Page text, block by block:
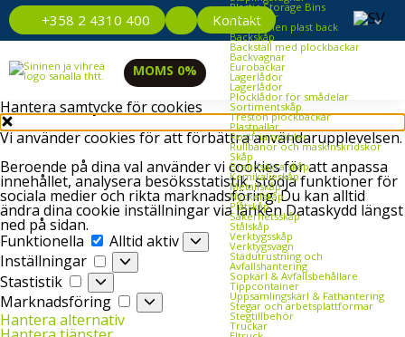
Hantera samtycke för cookies
Vi använder cookies för att förbättra användarupplevelsen.
Beroende på dina val använder vi cookies för att anpassa
innehållet, analysera besöksstatistik, stödja funktioner för
sociala medier och rikta marknadsföring. Du kan alltid
ändra dina cookie inställningar via länken Dataskydd längst
ned på sidan.
Funktionella
Funktionella
Alltid aktiv
Inställningar
Inställningar
Stastistik
Stastistik
Marknadsföring
Marknadsföring
Hantera alternativ
+358 2 4310 400 Kontakt
Plastic Storage Bins
Plastlådor
Återvunnen plast back
Backskåp
Backställ med plockbackar
Backvagnar
Eurobackar
Lagerlådor
Lagerlådor
Plocklådor för smådelar
Sortimentskåp
Treston plockbackar
Plastpallar
Rostfria möbler
Rullbanor och maskinskridskor
Skåp
Brandsäkra skåp
Kemikalieskåp
Metallskåp
Nyckelskåp
Plåtskåp
Säkerhetsskåp
Stålskåp
Verktygsskåp
Verktygsvagn
Städutrustning och
Avfallshantering
Sopkärl & Avfallsbehållare
Tippcontainer
Uppsamlingskärl & Fathantering
Stegar och arbetsplattformar
Stegtillbehör
Truckar
MOMS 0%